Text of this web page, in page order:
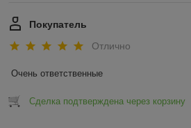
Покупатель
Отлично
Очень ответственные
Сделка подтверждена через корзину